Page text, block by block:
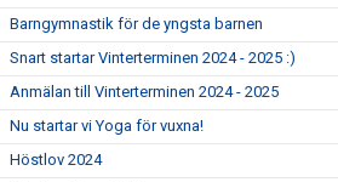
Barngymnastik för de yngsta barnen
Snart startar Vinterterminen 2024 - 2025 :)
Anmälan till Vinterterminen 2024 - 2025
Nu startar vi Yoga för vuxna!
Höstlov 2024